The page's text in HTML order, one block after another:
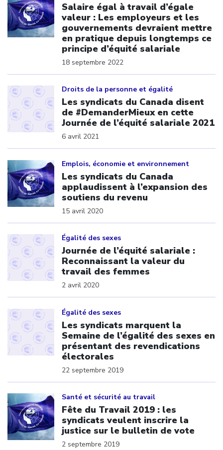
Salaire égal à travail d’égale
valeur : Les employeurs et les
gouvernements devraient mettre
en pratique depuis longtemps ce
principe d’équité salariale
18 septembre 2022
Droits de la personne et égalité
Les syndicats du Canada disent
de #DemanderMieux en cette
Journée de l’équité salariale 2021
6 avril 2021
Emplois, économie et environnement
Les syndicats du Canada
applaudissent à l’expansion des
soutiens du revenu
15 avril 2020
Égalité des sexes
Journée de l’équité salariale :
Reconnaissant la valeur du
travail des femmes
2 avril 2020
Égalité des sexes
Les syndicats marquent la
Semaine de l’égalité des sexes en
présentant des revendications
électorales
22 septembre 2019
Santé et sécurité au travail
Fête du Travail 2019 : les
syndicats veulent inscrire la
justice sur le bulletin de vote
2 septembre 2019